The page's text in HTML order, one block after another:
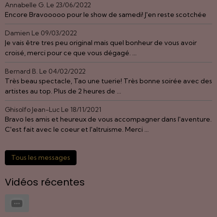
Annabelle G. Le 23/06/2022
Encore Bravooooo pour le show de samedi! J'en reste scotchée
Damien Le 09/03/2022
Je vais être tres peu original mais quel bonheur de vous avoir
croisé, merci pour ce que vous dégagé. ...
Bernard B. Le 04/02/2022
Très beau spectacle, Tao une tuerie! Très bonne soirée avec des
artistes au top. Plus de 2 heures de ...
Ghisolfo Jean-Luc Le 18/11/2021
Bravo les amis et heureux de vous accompagner dans l'aventure.
C'est fait avec le coeur et l'altruisme. Merci ...
Tous les messages
Vidéos récentes